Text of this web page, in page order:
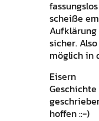
scheiße
sicher.
möglich in
Eisern
hoffen ::-)